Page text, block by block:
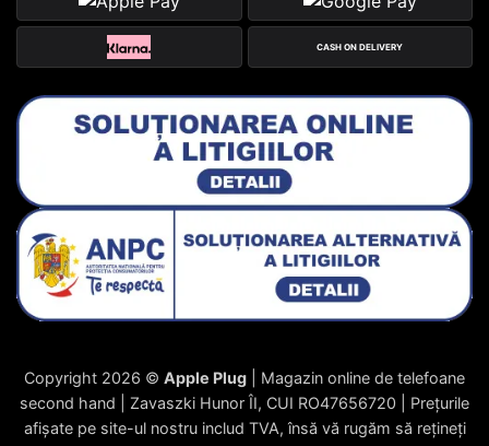
CASH ON DELIVERY
Copyright 2026 © Apple Plug | Magazin online de telefoane
second hand | Zavaszki Hunor ÎI, CUI RO47656720 | Prețurile
afișate pe site-ul nostru includ TVA, însă vă rugăm să rețineți